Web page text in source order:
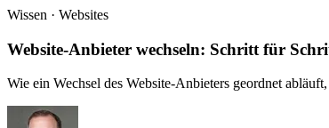
Wissen · Websites
Website-Anbieter wechseln: Schritt für
Wie ein Wechsel des Website-Anbieters geordnet